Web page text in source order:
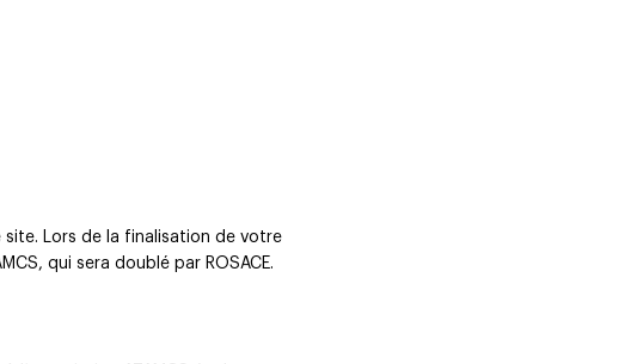
Lors de la finalisation de votre
qui sera doublé par ROSACE.